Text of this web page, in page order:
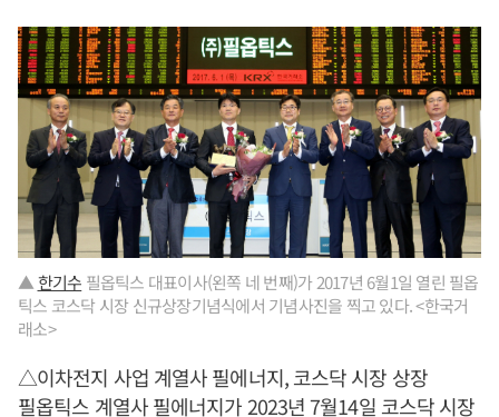
▲한기수 필옵틱스 대표이사(왼쪽 네 번째)가 2017년 6월1일 열린 필옵
틱스 코스닥 시장 신규상장기념식에서 기념사진을 찍고 있다. <한국거
래소>
△이차전지 사업 계열사 필에너지, 코스닥 시장 상장
필옵틱스 계열사 필에너지가 2023년 7월14일 코스닥 시장